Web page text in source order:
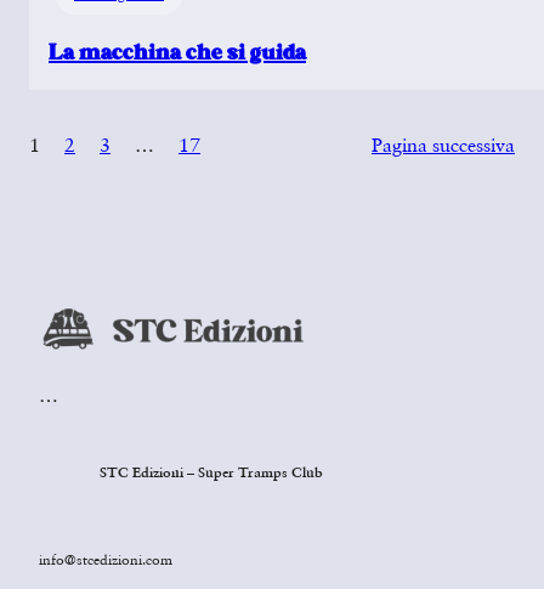
La macchina che si guida
1 2 3 … 17 Pagina successiva
…
STC Edizioni – Super Tramps Club
info@stcedizioni.com